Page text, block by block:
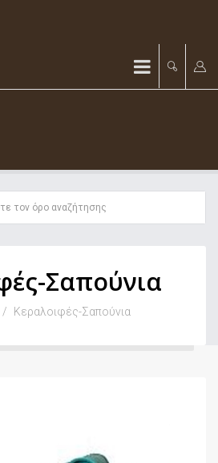
Σαπούνια
Κεραλοιφές-Σαπούνια